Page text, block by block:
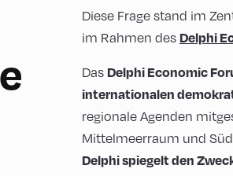
Diese Frage stand im
im Rahmen des Delphi
Das Delphi Economic
internationalen
regionale Agenden
Mittelmeerraum und
Delphi spiegelt den